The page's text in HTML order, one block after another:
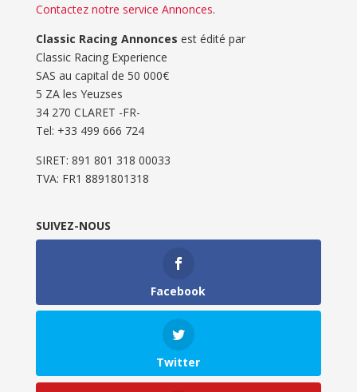
Contactez notre service Annonces.
Classic Racing Annonces est édité par
Classic Racing Experience
SAS au capital de 50 000€
5 ZA les Yeuzses
34 270 CLARET -FR-
Tel: ‭+33 499 666 724‬
SIRET: 891 801 318 00033
TVA: FR1 8891801318
SUIVEZ-NOUS
Facebook
Twitter